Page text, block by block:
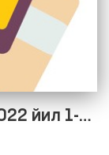
йил 1-